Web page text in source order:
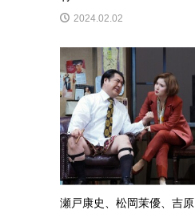
2024.02.02
瀬戸康史、松岡茉優、吉原